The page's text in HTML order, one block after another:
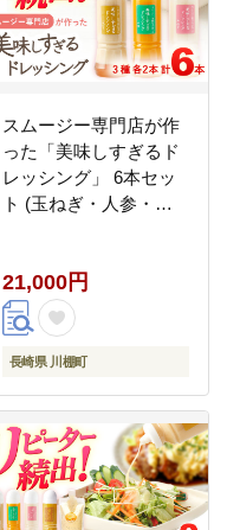
スムージー専門店が作
った「美味しすぎるド
レッシング」 6本セッ
ト (玉ねぎ・人参・ご
[OAK001] / 野菜ドレッ
シング サラダ 調味料
ベジタブルドレッシン
グ 添加物不使用 和風ド
レッシング ニンジン
21,000円
長崎県 川棚町